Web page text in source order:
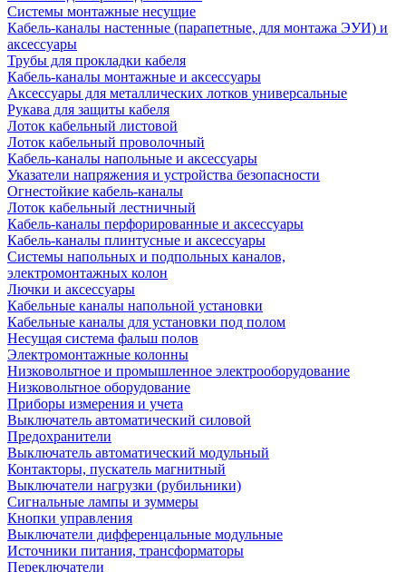
Системы монтажные несущие
Кабель-каналы настенные (парапетные, для монтажа ЭУИ) и
аксессуары
Трубы для прокладки кабеля
Кабель-каналы монтажные и аксессуары
Аксессуары для металлических лотков универсальные
Рукава для защиты кабеля
Лоток кабельный листовой
Лоток кабельный проволочный
Кабель-каналы напольные и аксессуары
Указатели напряжения и устройства безопасности
Огнестойкие кабель-каналы
Лоток кабельный лестничный
Кабель-каналы перфорированные и аксессуары
Кабель-каналы плинтусные и аксессуары
Системы напольных и подпольных каналов,
электромонтажных колон
Лючки и аксессуары
Кабельные каналы напольной установки
Кабельные каналы для установки под полом
Несущая система фальш полов
Электромонтажные колонны
Низковольтное и промышленное электрооборудование
Низковольтное оборудование
Приборы измерения и учета
Выключатель автоматический силовой
Предохранители
Выключатель автоматический модульный
Контакторы, пускатель магнитный
Выключатели нагрузки (рубильники)
Сигнальные лампы и зуммеры
Кнопки управления
Выключатели дифференцальные модульные
Источники питания, трансформаторы
Переключатели